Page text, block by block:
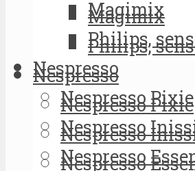
Magimix
Philips,
Nespresso
Nespresso Pixie
Nespresso
Nespresso
Magimix
Philips,
Nespresso
Nespresso Pixie
Nespresso
Nespresso